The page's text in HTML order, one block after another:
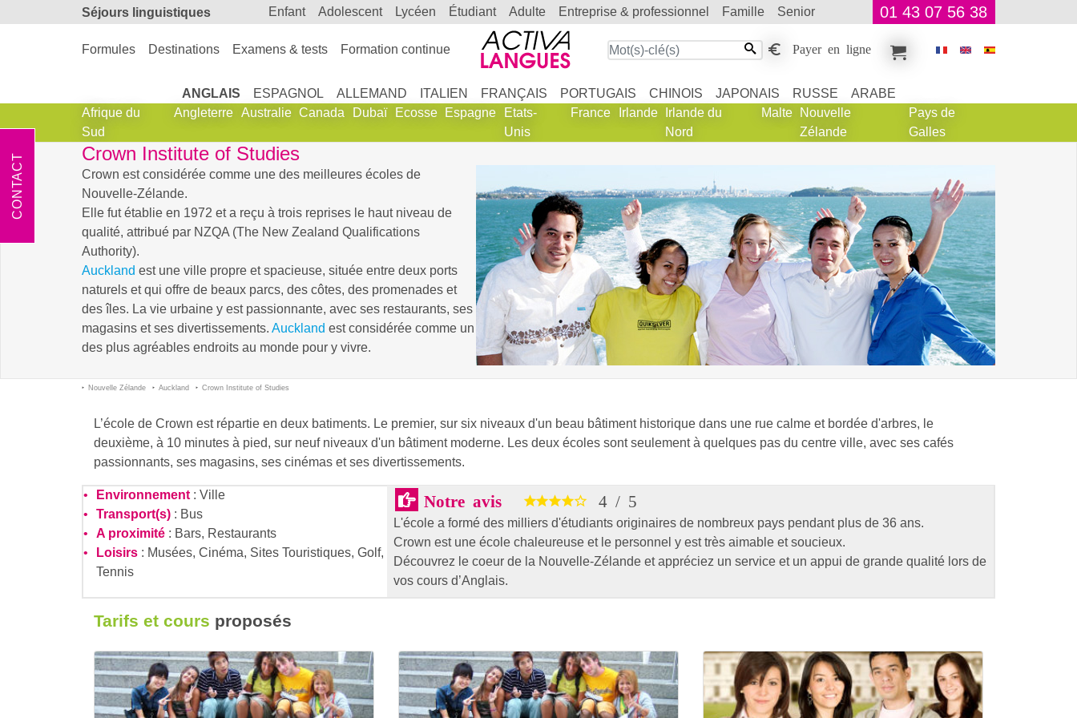
Séjours linguistiques enfant adolescent lycéen étudiant adulte entreprise & professionnel famille senior 01 43 07 56 38
Formules Destinations Examens & tests Formation continue Payer en ligne
ANGLAIS ESPAGNOL ALLEMAND ITALIEN FRANÇAIS PORTUGAIS CHINOIS JAPONAIS RUSSE
ARABE
Afrique du
Sud
Angleterre Australie Canada Dubaï Ecosse Espagne
Etats-
Unis
France Irlande
Irlande du
Nord
Malte
Nouvelle
Zélande
Pays de
Galles
Crown Institute of Studies
Crown est considérée comme une des meilleures écoles de
Nouvelle-Zélande.
Elle fut établie en 1972 et a reçu à trois reprises le haut niveau de
qualité, attribué par NZQA (The New Zealand Qualifications
Authority).
Auckland est une ville propre et spacieuse, située entre deux ports
naturels et qui offre de beaux parcs, des côtes, des promenades et
des îles. La vie urbaine y est passionnante, avec ses restaurants, ses
magasins et ses divertissements. Auckland est considérée comme un
des plus agréables endroits au monde pour y vivre.
Nouvelle Zélande Auckland Crown Institute of Studies
L’école de Crown est répartie en deux batiments. Le premier, sur six niveaux d'un beau bâtiment historique dans une rue calme et bordée d'arbres, le
deuxième, à 10 minutes à pied, sur neuf niveaux d'un bâtiment moderne. Les deux écoles sont seulement à quelques pas du centre ville, avec ses cafés
passionnants, ses magasins, ses cinémas et ses divertissements.
Environnement: Ville
Transport(s): Bus
A proximité: Bars, Restaurants
Loisirs: Musées, Cinéma, Sites Touristiques, Golf,
Tennis
Notre avis 4 / 5
L'école a formé des milliers d'étudiants originaires de nombreux pays pendant plus de 36 ans.
Crown est une école chaleureuse et le personnel y est très aimable et soucieux.
Découvrez le coeur de la Nouvelle-Zélande et appréciez un service et un appui de grande qualité lors de
vos cours d’Anglais.
Tarifs et cours proposés
CONTACT